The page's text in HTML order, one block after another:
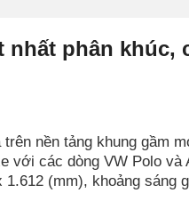
nhất phân
nền tảng khung gầm
với các dòng VW Polo và
(mm), khoảng sáng